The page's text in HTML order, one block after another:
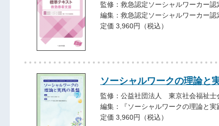
監修：救急認定ソーシャルワーカー認
編集：救急認定ソーシャルワーカー
定価 3,960円（税込）
ソーシャルワークの理論と
監修：公益社団法人 東京社会福祉士
編集：『ソーシャルワークの理論と
定価 3,960円（税込）